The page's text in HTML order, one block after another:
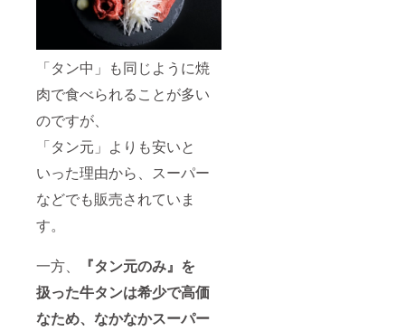
「タン中」も同じように焼
肉で食べられることが多い
のですが、
「タン元」よりも安いと
いった理由から、スーパー
などでも販売されていま
す。
一方、
『タン元のみ』を
扱った牛タンは希少で高価
なため、なかなかスーパー